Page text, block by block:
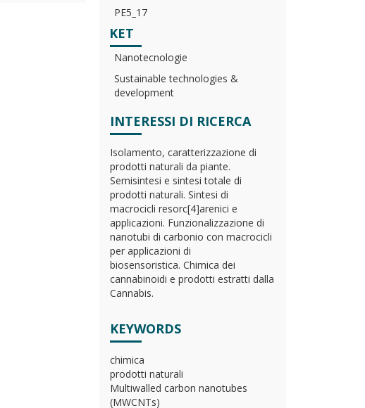
PE5_17
KET
Nanotecnologie
Sustainable technologies &
development
INTERESSI DI RICERCA
Isolamento, caratterizzazione di
prodotti naturali da piante.
Semisintesi e sintesi totale di
prodotti naturali. Sintesi di
macrocicli resorc[4]arenici e
applicazioni. Funzionalizzazione di
nanotubi di carbonio con macrocicli
per applicazioni di
biosensoristica. Chimica dei
cannabinoidi e prodotti estratti dalla
Cannabis.
KEYWORDS
chimica
prodotti naturali
Multiwalled carbon nanotubes
(MWCNTs)